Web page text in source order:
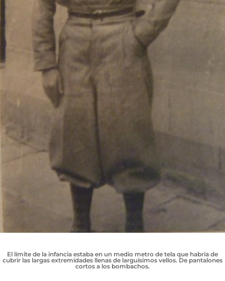
El límite de la infancia estaba en un medio metro de tela que habría de
cubrir las largas extremidades llenas de larguísimos vellos. De pantalones
cortos a los bombachos.